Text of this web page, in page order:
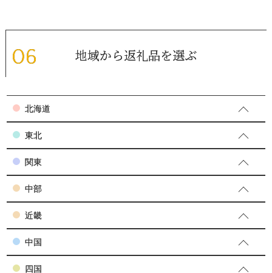
地域から返礼品を選ぶ
北海道
東北
関東
中部
近畿
中国
四国